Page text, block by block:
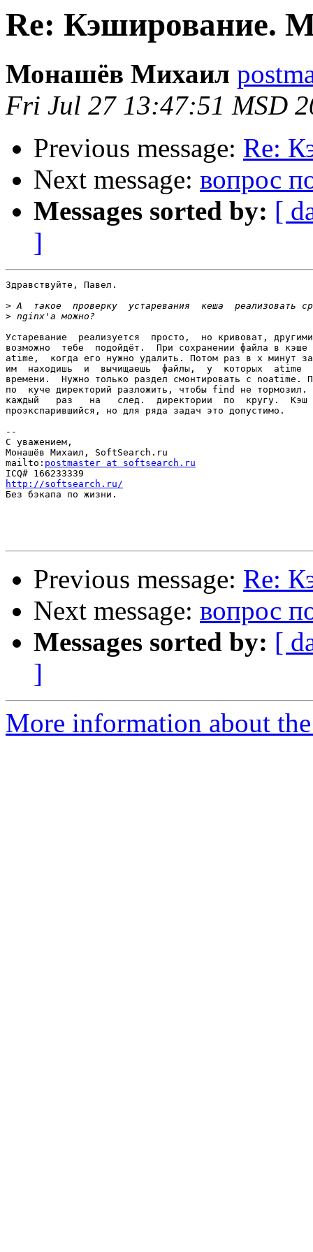
Re: Кэширование.
Монашёв Михаил
Fri Jul 27 13:47:51 MSD
Previous message: Re:
Next message: вопрос
Messages sorted by: [
]
Здравствуйте, Павел.
>
>
Устаревание  реализуется  просто,  но кривоват,
возможно  тебе  подойдёт.  При сохранении файла в кэше
atime,  когда его нужно удалить. Потом раз в х минут
им  находишь  и  вычищаешь  файлы,  у  которых  atime
времени.  Нужно только раздел смонтировать с noatime.
по  куче директорий разложить, чтобы find не тормозил.
каждый   раз   на   след.  директории  по  кругу.  Кэш
проэкспарившийся, но для ряда задач это допустимо.
--
С уважением,
Монашёв Михаил, SoftSearch.ru
mailto: postmaster at softsearch.ru
http://softsearch.ru/
Без бэкапа по жизни.
Previous message: Re:
Next message: вопрос
Messages sorted by: [
]
More information about